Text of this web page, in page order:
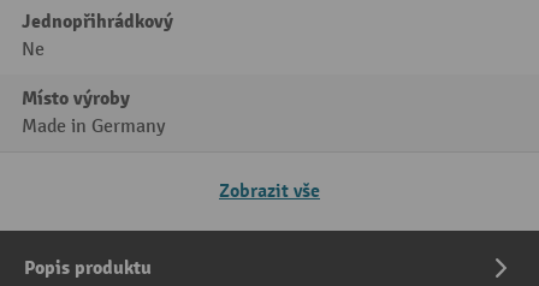
Jednopřihrádkový
Ne
Místo výroby
Made in Germany
Zobrazit vše
Popis produktu